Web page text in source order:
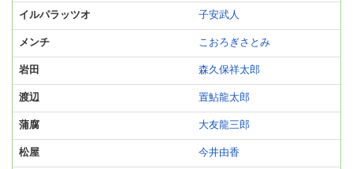
イルパラッツオ 子安武人
メンチ こおろぎさとみ
岩田 森久保祥太郎
渡辺 置鮎龍太郎
蒲腐 大友龍三郎
松屋 今井由香